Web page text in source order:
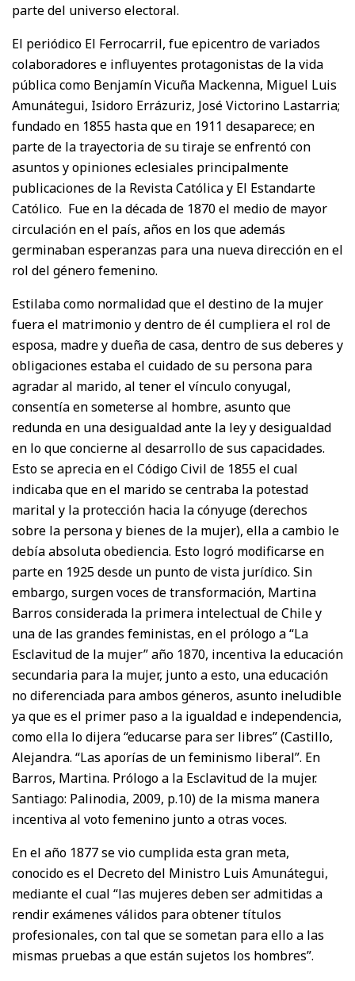
parte del universo electoral.
El periódico El Ferrocarril, fue epicentro de variados
colaboradores e influyentes protagonistas de la vida
pública como Benjamín Vicuña Mackenna, Miguel Luis
Amunátegui, Isidoro Errázuriz, José Victorino Lastarria;
fundado en 1855 hasta que en 1911 desaparece; en
parte de la trayectoria de su tiraje se enfrentó con
asuntos y opiniones eclesiales principalmente
publicaciones de la Revista Católica y El Estandarte
Católico. Fue en la década de 1870 el medio de mayor
circulación en el país, años en los que además
germinaban esperanzas para una nueva dirección en el
rol del género femenino.
Estilaba como normalidad que el destino de la mujer
fuera el matrimonio y dentro de él cumpliera el rol de
esposa, madre y dueña de casa, dentro de sus deberes y
obligaciones estaba el cuidado de su persona para
agradar al marido, al tener el vínculo conyugal,
consentía en someterse al hombre, asunto que
redunda en una desigualdad ante la ley y desigualdad
en lo que concierne al desarrollo de sus capacidades.
Esto se aprecia en el Código Civil de 1855 el cual
indicaba que en el marido se centraba la potestad
marital y la protección hacia la cónyuge (derechos
sobre la persona y bienes de la mujer), ella a cambio le
debía absoluta obediencia. Esto logró modificarse en
parte en 1925 desde un punto de vista jurídico. Sin
embargo, surgen voces de transformación, Martina
Barros considerada la primera intelectual de Chile y
una de las grandes feministas, en el prólogo a “La
Esclavitud de la mujer” año 1870, incentiva la educación
secundaria para la mujer, junto a esto, una educación
no diferenciada para ambos géneros, asunto ineludible
ya que es el primer paso a la igualdad e independencia,
como ella lo dijera “educarse para ser libres” (Castillo,
Alejandra. “Las aporías de un feminismo liberal”. En
Barros, Martina. Prólogo a la Esclavitud de la mujer.
Santiago: Palinodia, 2009, p.10) de la misma manera
incentiva al voto femenino junto a otras voces.
En el año 1877 se vio cumplida esta gran meta,
conocido es el Decreto del Ministro Luis Amunátegui,
mediante el cual “las mujeres deben ser admitidas a
rendir exámenes válidos para obtener títulos
profesionales, con tal que se sometan para ello a las
mismas pruebas a que están sujetos los hombres”.